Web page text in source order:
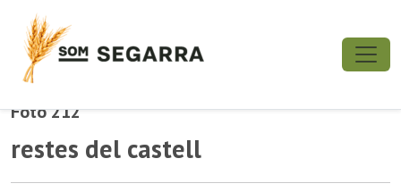
Foto 212
restes del castell